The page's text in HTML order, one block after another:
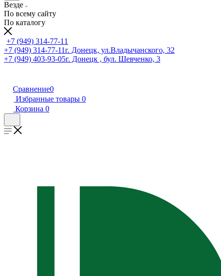
Везде
По всему сайту
По каталогу
+7 (949) 314-77-11
+7 (949) 314-77-11г. Донецк, ул.Владычанского, 32
+7 (949) 403-93-05г. Донецк , бул. Шевченко, 3
Сравнение0
Избранные товары 0
Корзина 0